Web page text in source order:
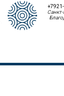
Санкт-